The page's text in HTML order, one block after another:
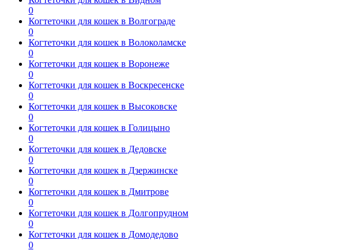
0
Когтеточки для кошек в Волгограде
0
Когтеточки для кошек в Волоколамске
0
Когтеточки для кошек в Воронеже
0
Когтеточки для кошек в Воскресенске
0
Когтеточки для кошек в Высоковске
0
Когтеточки для кошек в Голицыно
0
Когтеточки для кошек в Дедовске
0
Когтеточки для кошек в Дзержинске
0
Когтеточки для кошек в Дмитрове
0
Когтеточки для кошек в Долгопрудном
0
Когтеточки для кошек в Домодедово
0